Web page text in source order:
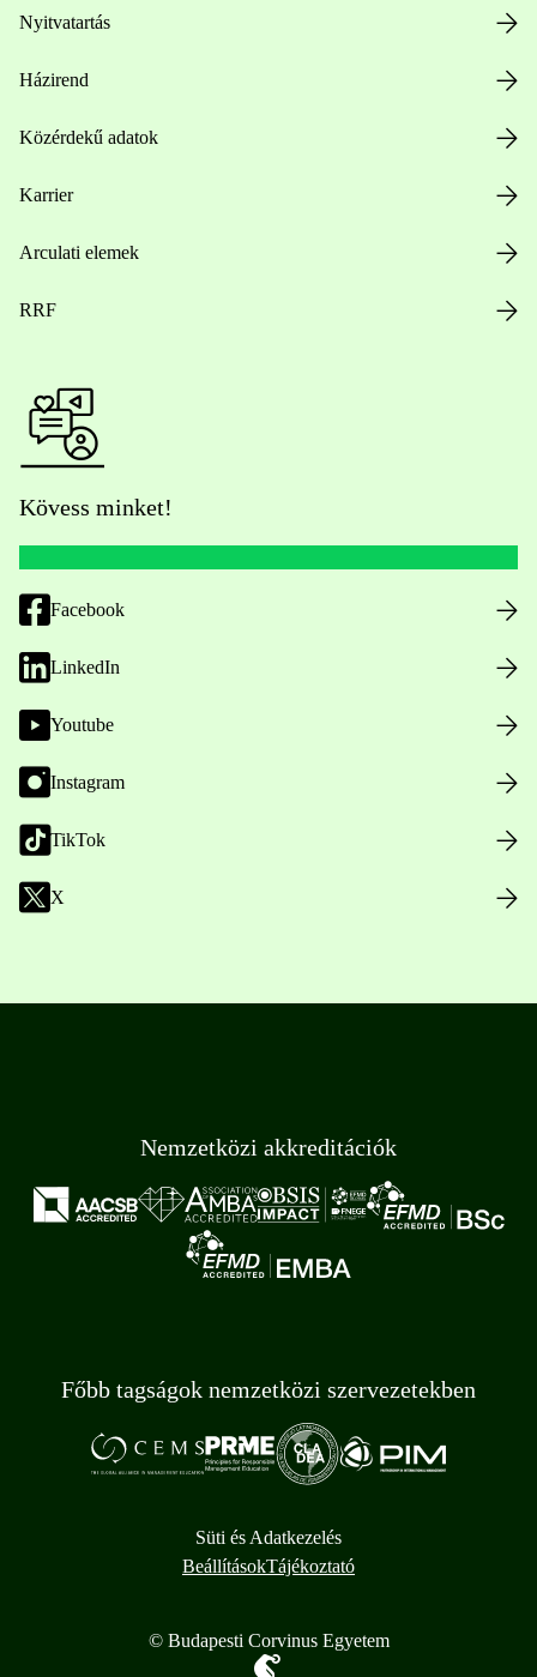
Nyitvatartás
Házirend
Közérdekű adatok
Karrier
Arculati elemek
RRF
Kövess minket!
Facebook
LinkedIn
Youtube
Instagram
TikTok
X
Nemzetközi akkreditációk
Főbb tagságok nemzetközi szervezetekben
Süti és Adatkezelés
BeállításokTájékoztató
© Budapesti Corvinus Egyetem